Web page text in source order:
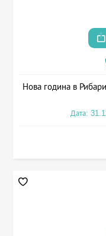
Нова година в
Дата: